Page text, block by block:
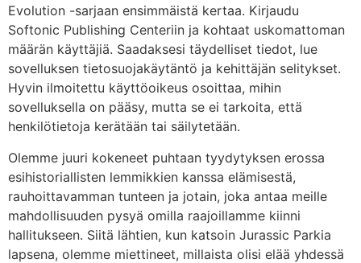
Evolution -sarjaan ensimmäistä kertaa. Kirjaudu
Softonic Publishing Centeriin ja kohtaat uskomattoman
määrän käyttäjiä. Saadaksesi täydelliset tiedot, lue
sovelluksen tietosuojakäytäntö ja kehittäjän selitykset.
Hyvin ilmoitettu käyttöoikeus osoittaa, mihin
sovelluksella on pääsy, mutta se ei tarkoita, että
henkilötietoja kerätään tai säilytetään.
Olemme juuri kokeneet puhtaan tyydytyksen erossa
esihistoriallisten lemmikkien kanssa elämisestä,
rauhoittavamman tunteen ja jotain, joka antaa meille
mahdollisuuden pysyä omilla raajoillamme kiinni
hallitukseen. Siitä lähtien, kun katsoin Jurassic Parkia
lapsena, olemme miettineet, millaista olisi elää yhdessä